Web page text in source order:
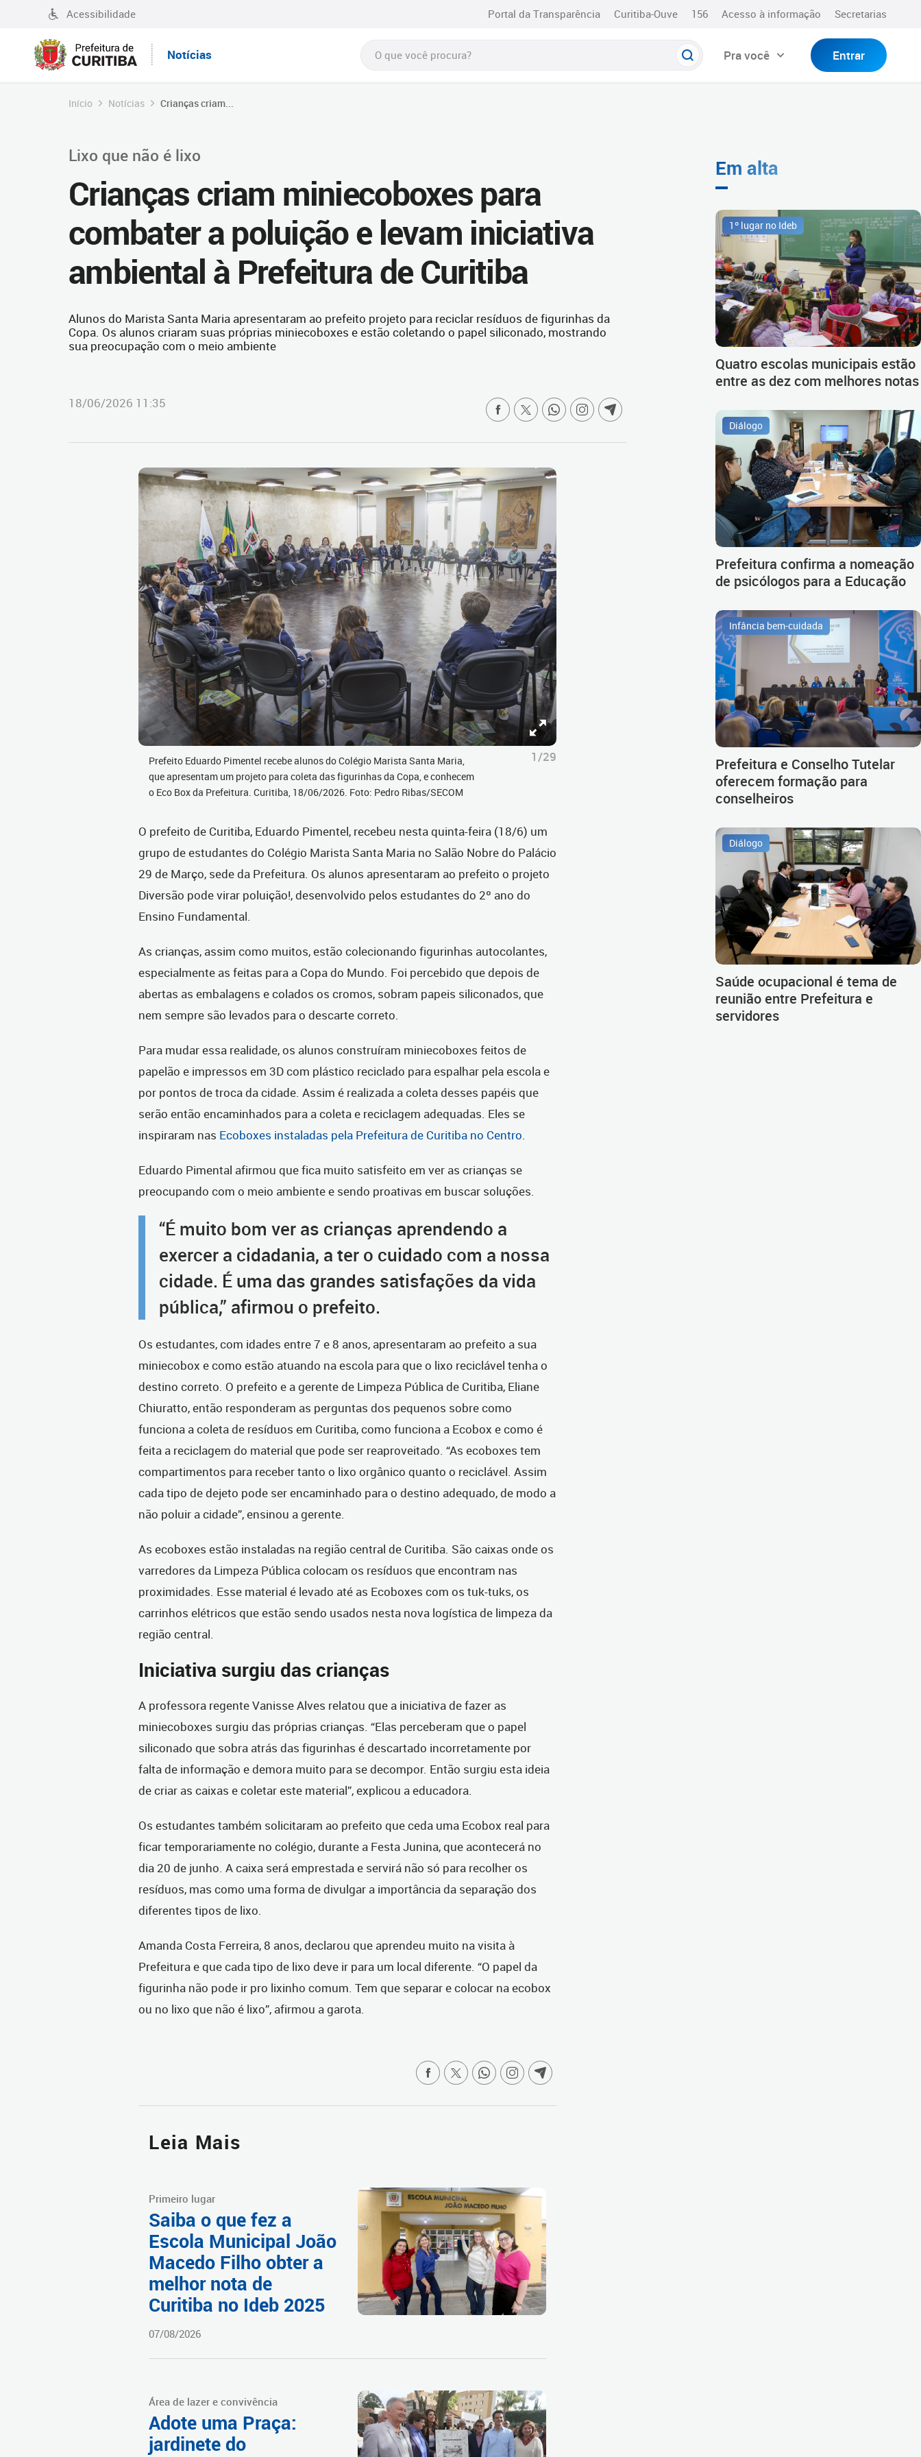
Acessibilidade Portal da Transparência Curitiba-Ouve 156 Acesso à informação Secretarias
Notícias Pra você Entrar
Início Notícias Crianças criam...
Lixo que não é lixo
Crianças criam miniecoboxes para
combater a poluição e levam iniciativa
ambiental à Prefeitura de Curitiba
Alunos do Marista Santa Maria apresentaram ao prefeito projeto para reciclar resíduos de figurinhas da
Copa. Os alunos criaram suas próprias miniecoboxes e estão coletando o papel siliconado, mostrando
sua preocupação com o meio ambiente
18/06/2026 11:35
Prefeito Eduardo Pimentel recebe alunos do Colégio Marista Santa Maria,
que apresentam um projeto para coleta das figurinhas da Copa, e conhecem
o Eco Box da Prefeitura. Curitiba, 18/06/2026. Foto: Pedro Ribas/SECOM
1/29
O prefeito de Curitiba, Eduardo Pimentel, recebeu nesta quinta-feira (18/6) um
grupo de estudantes do Colégio Marista Santa Maria no Salão Nobre do Palácio
29 de Março, sede da Prefeitura. Os alunos apresentaram ao prefeito o projeto
Diversão pode virar poluição!, desenvolvido pelos estudantes do 2º ano do
Ensino Fundamental.
As crianças, assim como muitos, estão colecionando figurinhas autocolantes,
especialmente as feitas para a Copa do Mundo. Foi percebido que depois de
abertas as embalagens e colados os cromos, sobram papeis siliconados, que
nem sempre são levados para o descarte correto.
Para mudar essa realidade, os alunos construíram miniecoboxes feitos de
papelão e impressos em 3D com plástico reciclado para espalhar pela escola e
por pontos de troca da cidade. Assim é realizada a coleta desses papéis que
serão então encaminhados para a coleta e reciclagem adequadas. Eles se
inspiraram nas Ecoboxes instaladas pela Prefeitura de Curitiba no Centro.
Eduardo Pimental afirmou que fica muito satisfeito em ver as crianças se
preocupando com o meio ambiente e sendo proativas em buscar soluções.
“É muito bom ver as crianças aprendendo a
exercer a cidadania, a ter o cuidado com a nossa
cidade. É uma das grandes satisfações da vida
pública,” afirmou o prefeito.
Os estudantes, com idades entre 7 e 8 anos, apresentaram ao prefeito a sua
miniecobox e como estão atuando na escola para que o lixo reciclável tenha o
destino correto. O prefeito e a gerente de Limpeza Pública de Curitiba, Eliane
Chiuratto, então responderam as perguntas dos pequenos sobre como
funciona a coleta de resíduos em Curitiba, como funciona a Ecobox e como é
feita a reciclagem do material que pode ser reaproveitado. “As ecoboxes tem
compartimentos para receber tanto o lixo orgânico quanto o reciclável. Assim
cada tipo de dejeto pode ser encaminhado para o destino adequado, de modo a
não poluir a cidade”, ensinou a gerente.
As ecoboxes estão instaladas na região central de Curitiba. São caixas onde os
varredores da Limpeza Pública colocam os resíduos que encontram nas
proximidades. Esse material é levado até as Ecoboxes com os tuk-tuks, os
carrinhos elétricos que estão sendo usados nesta nova logística de limpeza da
região central.
Iniciativa surgiu das crianças
A professora regente Vanisse Alves relatou que a iniciativa de fazer as
miniecoboxes surgiu das próprias crianças. “Elas perceberam que o papel
siliconado que sobra atrás das figurinhas é descartado incorretamente por
falta de informação e demora muito para se decompor. Então surgiu esta ideia
de criar as caixas e coletar este material”, explicou a educadora.
Os estudantes também solicitaram ao prefeito que ceda uma Ecobox real para
ficar temporariamente no colégio, durante a Festa Junina, que acontecerá no
dia 20 de junho. A caixa será emprestada e servirá não só para recolher os
resíduos, mas como uma forma de divulgar a importância da separação dos
diferentes tipos de lixo.
Amanda Costa Ferreira, 8 anos, declarou que aprendeu muito na visita à
Prefeitura e que cada tipo de lixo deve ir para um local diferente. “O papel da
figurinha não pode ir pro lixinho comum. Tem que separar e colocar na ecobox
ou no lixo que não é lixo”, afirmou a garota.
Leia Mais
Primeiro lugar
Saiba o que fez a
Escola Municipal João
Macedo Filho obter a
melhor nota de
Curitiba no Ideb 2025
07/08/2026
Área de lazer e convivência
Adote uma Praça:
jardinete do
Em alta
1º lugar no Ideb
Quatro escolas municipais estão
entre as dez com melhores notas
Diálogo
Prefeitura confirma a nomeação
de psicólogos para a Educação
Infância bem-cuidada
Prefeitura e Conselho Tutelar
oferecem formação para
conselheiros
Diálogo
Saúde ocupacional é tema de
reunião entre Prefeitura e
servidores